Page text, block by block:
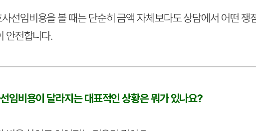
선임비용을 볼 때는 단순히 금액 자체보다도 상담에서 어떤 쟁
안전합니다.
임비용이 달라지는 대표적인 상황은 뭐가 있나요?